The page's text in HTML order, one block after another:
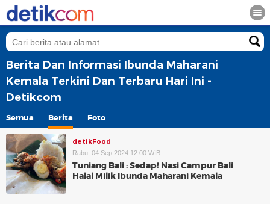
Berita Dan Informasi Ibunda Maharani
Kemala Terkini Dan Terbaru Hari Ini -
Detikcom
Semua Berita Foto
detikFood
Rabu, 04 Sep 2024 12:00 WIB
Tuniang Bali : Sedap! Nasi Campur Bali
Halal Milik Ibunda Maharani Kemala